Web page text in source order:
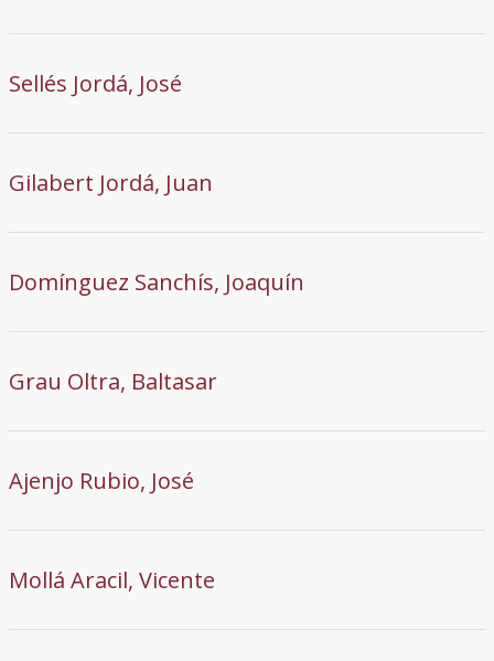
Sellés Jordá, José
Gilabert Jordá, Juan
Domínguez Sanchís, Joaquín
Grau Oltra, Baltasar
Ajenjo Rubio, José
Mollá Aracil, Vicente